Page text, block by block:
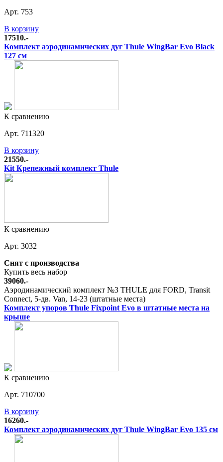
Арт. 753
В корзину
17510.-
Комплект аэродинамических дуг Thule WingBar Evo Black
127 см
К сравнению
Арт. 711320
В корзину
21550.-
Kit Крепежный комплект Thule
К сравнению
Арт. 3032
Снят с производства
Купить весь набор
39060.-
Аэродинамический комплект №3 THULE для FORD, Transit
Connect, 5-дв. Van, 14-23 (штатные места)
Комплект упоров Thule Fixpoint Evo в штатные места на
крыше
К сравнению
Арт. 710700
В корзину
16260.-
Комплект аэродинамических дуг Thule WingBar Evo 135 см